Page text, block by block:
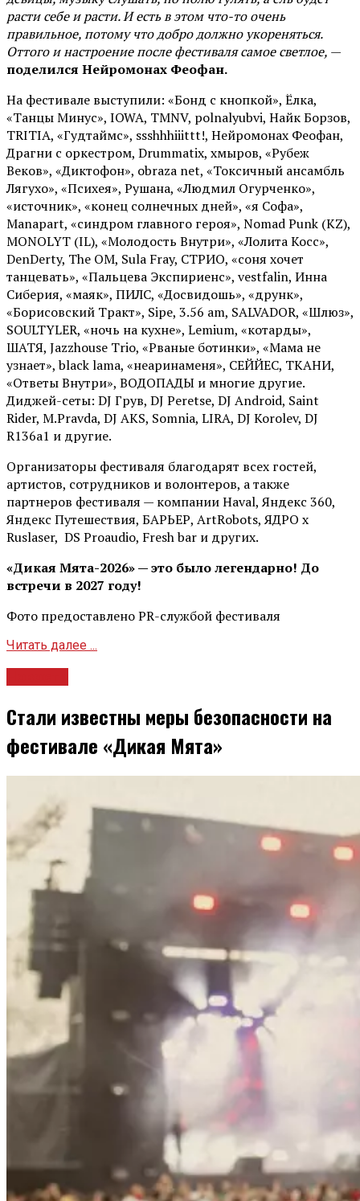
расти себе и расти. И есть в этом что-то очень
правильное, потому что добро должно укореняться.
Оттого и настроение после фестиваля самое светлое, —
поделился Нейромонах Феофан.
На фестивале выступили: «Бонд с кнопкой», Ёлка,
«Танцы Минус», IOWA, TMNV, polnalyubvi, Найк Борзов,
TRITIA, «Гудтаймс», ssshhhiiittt!, Нейромонах Феофан,
Драгни с оркестром, Drummatix, хмыров, «Рубеж
Веков», «Диктофон», obraza net, «Токсичный ансамбль
Лягухо», «Психея», Рушана, «Людмил Огурченко»,
«источник», «конец солнечных дней», «я Софа»,
Manapart, «синдром главного героя», Nomad Punk (KZ),
MONOLYT (IL), «Молодость Внутри», «Лолита Косс»,
DenDerty, The OM, Sula Fray, СТРИО, «соня хочет
танцевать», «Пальцева Экспириенс», vestfalin, Инна
Сиберия, «маяк», ПИЛС, «Досвидошь», «друнк»,
«Борисовский Тракт», Sipe, 3.56 am, SALVADOR, «Шлюз»,
SOULTYLER, «ночь на кухне», Lemium, «котарды»,
ШАТЯ, Jazzhouse Trio, «Рваные ботинки», «Мама не
узнает», black lama, «неаринаменя», СЕЙЙЕС, ТКАНИ,
«Ответы Внутри», ВОДОПАДЫ и многие другие.
Диджей-сеты: DJ Грув, DJ Peretse, DJ Android, Saint
Rider, М.Pravda, DJ AKS, Somnia, LIRA, DJ Korolev, DJ
R136a1 и другие.
Организаторы фестиваля благодарят всех гостей,
артистов, сотрудников и волонтеров, а также
партнеров фестиваля — компании Haval, Яндекс 360,
Яндекс Путешествия, БАРЬЕР, ArtRobots, ЯДРО х
Ruslaser, DS Proaudio, Fresh bar и других.
«Дикая Мята-2026» — это было легендарно! До
встречи в 2027 году!
Фото предоставлено PR-службой фестиваля
Читать далее ...
Стали известны меры безопасности на
фестивале «Дикая Мята»